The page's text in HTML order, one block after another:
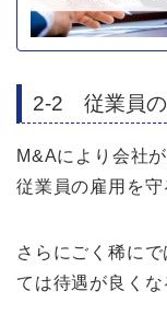
2-2 従業員の
M&Aにより会社
従業員の雇用を守
さらにごく稀に
ては待遇が良くな